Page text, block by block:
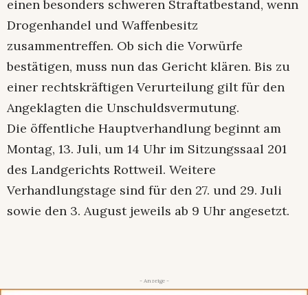
einen besonders schweren Straftatbestand, wenn
Drogenhandel und Waffenbesitz
zusammentreffen. Ob sich die Vorwürfe
bestätigen, muss nun das Gericht klären. Bis zu
einer rechtskräftigen Verurteilung gilt für den
Angeklagten die Unschuldsvermutung.
Die öffentliche Hauptverhandlung beginnt am
Montag, 13. Juli, um 14 Uhr im Sitzungssaal 201
des Landgerichts Rottweil. Weitere
Verhandlungstage sind für den 27. und 29. Juli
sowie den 3. August jeweils ab 9 Uhr angesetzt.
- Anzeige -